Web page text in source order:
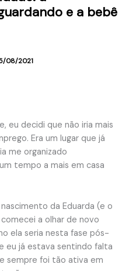
e a bebê
08/2021
eu decidi que não iria mais
Era um lugar que já
me organizado
tempo a mais em casa
da Eduarda (e o
a olhar de novo
ela seria nesta fase pós-
eu já estava sentindo falta
sempre foi tão ativa em